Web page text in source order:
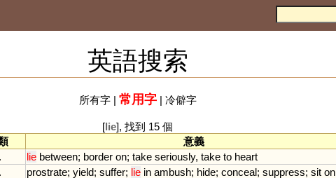
英語搜索
所有字| 常用字| 冷僻字
[lie], 找到 15 個
意義
lie between; border on; take seriously, take to heart
prostrate; yield; suffer; lie in ambush; hide; conceal; suppress; sit on